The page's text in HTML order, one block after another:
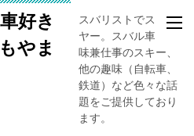
好き
やま
スバリストでスキー
ヤー。スバル車、趣
味兼仕事のスキー、
他の趣味（自転車、
鉄道）など色々な話
題をご提供しており
ます。